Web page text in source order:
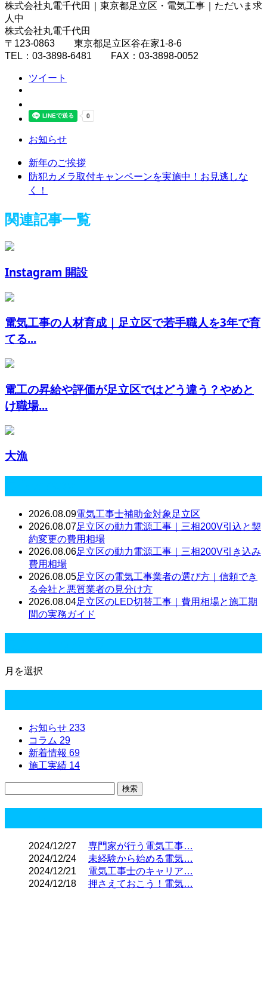
株式会社丸電千代田｜東京都足立区・電気工事｜ただいま求
人中
株式会社丸電千代田
〒123-0863 東京都足立区谷在家1-8-6
TEL：03-3898-6481 FAX：03-3898-0052
ツイート
お知らせ
新年のご挨拶
防犯カメラ取付キャンペーンを実施中！お見逃しな
く！
関連記事一覧
Instagram 開設
電気工事の人材育成｜足立区で若手職人を3年で育
てる...
電工の昇給や評価が足立区ではどう違う？やめと
け職場...
大漁
2026.08.09電気工事士補助金対象足立区
2026.08.07足立区の動力電源工事｜三相200V引込と契
約変更の費用相場
2026.08.06足立区の動力電源工事｜三相200V引き込み
費用相場
2026.08.05足立区の電気工事業者の選び方｜信頼でき
る会社と悪質業者の見分け方
2026.08.04足立区のLED切替工事｜費用相場と施工期
間の実務ガイド
月を選択
お知らせ 233
コラム 29
新着情報 69
施工実績 14
2024/12/27
専門家が行う電気工事…
2024/12/24
未経験から始める電気…
2024/12/21
電気工事士のキャリア…
2024/12/18
押さえておこう！電気…